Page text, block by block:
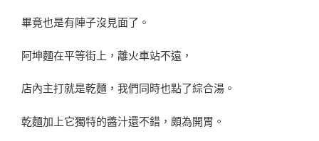
畢竟也是有陣子沒見面了。
阿坤麵在平等街上，離火車站不遠，
店內主打就是乾麵，我們同時也點了綜合湯。
乾麵加上它獨特的醬汁還不錯，頗為開胃。